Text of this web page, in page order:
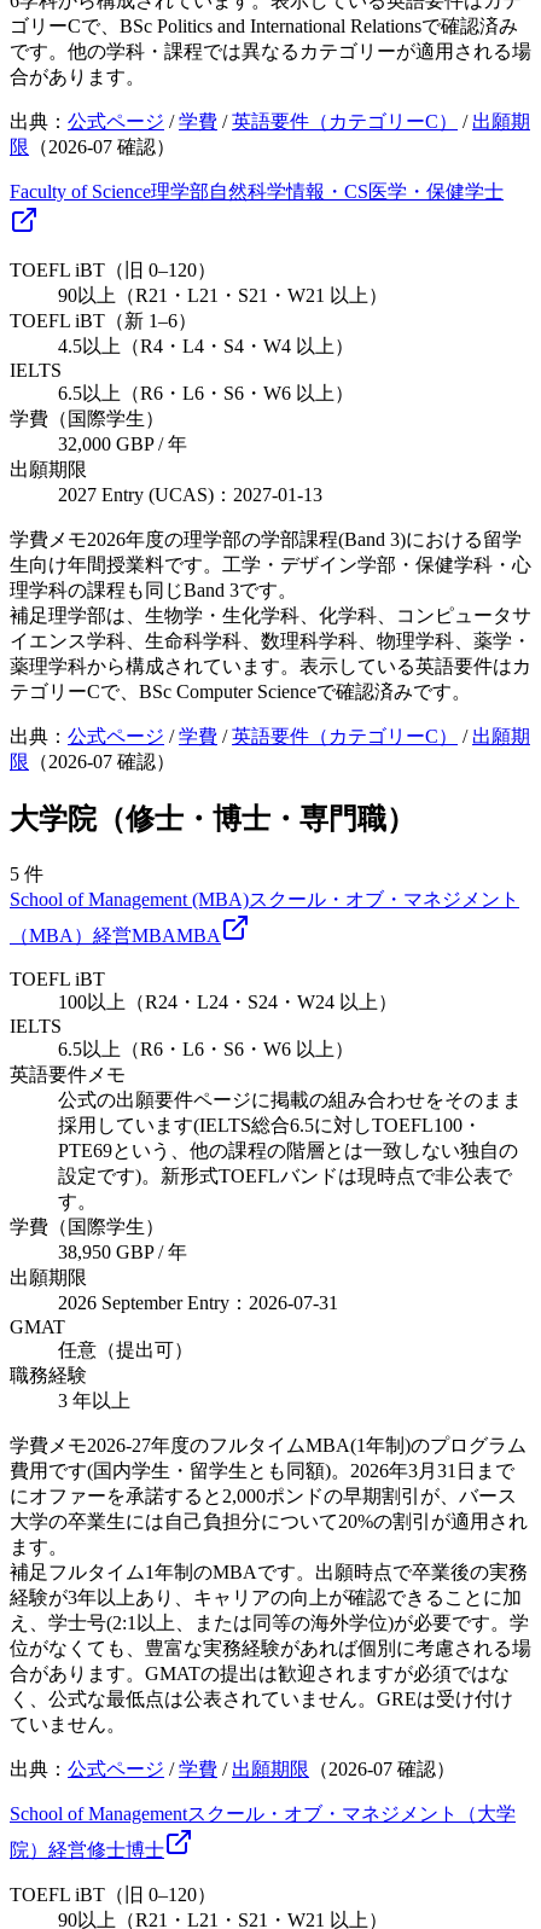
ゴリーCで、BSc Politics and International Relationsで確認済み
です。他の学科・課程では異なるカテゴリーが適用される場
合があります。
出典： 公式ページ /学費 /英語要件（カテゴリーC） / 出願期
限 （2026-07 確認）
Faculty of Science理学部自然科学情報・CS医学・保健学士
TOEFL iBT（旧 0–120）
90以上（R21・L21・S21・W21 以上）
TOEFL iBT（新 1–6）
4.5以上（R4・L4・S4・W4 以上）
IELTS
6.5以上（R6・L6・S6・W6 以上）
学費（国際学生）
32,000 GBP / 年
出願期限
2027 Entry (UCAS)：2027-01-13
学費メモ2026年度の理学部の学部課程(Band 3)における留学
生向け年間授業料です。工学・デザイン学部・保健学科・心
理学科の課程も同じBand 3です。
補足理学部は、生物学・生化学科、化学科、コンピュータサ
イエンス学科、生命科学科、数理科学科、物理学科、薬学・
薬理学科から構成されています。表示している英語要件はカ
テゴリーCで、BSc Computer Scienceで確認済みです。
出典： 公式ページ /学費 /英語要件（カテゴリーC） / 出願期
限 （2026-07 確認）
大学院（修士・博士・専門職）
5 件
School of Management (MBA)スクール・オブ・マネジメント
（MBA） 経営MBAMBA
TOEFL iBT
100以上（R24・L24・S24・W24 以上）
IELTS
6.5以上（R6・L6・S6・W6 以上）
英語要件メモ
公式の出願要件ページに掲載の組み合わせをそのまま
採用しています(IELTS総合6.5に対しTOEFL100・
PTE69という、他の課程の階層とは一致しない独自の
設定です)。新形式TOEFLバンドは現時点で非公表で
す。
学費（国際学生）
38,950 GBP / 年
出願期限
2026 September Entry：2026-07-31
GMAT
任意（提出可）
職務経験
3 年以上
学費メモ2026-27年度のフルタイムMBA(1年制)のプログラム
費用です(国内学生・留学生とも同額)。2026年3月31日まで
にオファーを承諾すると2,000ポンドの早期割引が、バース
大学の卒業生には自己負担分について20%の割引が適用され
ます。
補足フルタイム1年制のMBAです。出願時点で卒業後の実務
経験が3年以上あり、キャリアの向上が確認できることに加
え、学士号(2:1以上、または同等の海外学位)が必要です。学
位がなくても、豊富な実務経験があれば個別に考慮される場
合があります。GMATの提出は歓迎されますが必須ではな
く、公式な最低点は公表されていません。GREは受け付け
ていません。
出典： 公式ページ /学費 / 出願期限 （2026-07 確認）
School of Managementスクール・オブ・マネジメント（大学
院） 経営修士博士
TOEFL iBT（旧 0–120）
90以上（R21・L21・S21・W21 以上）